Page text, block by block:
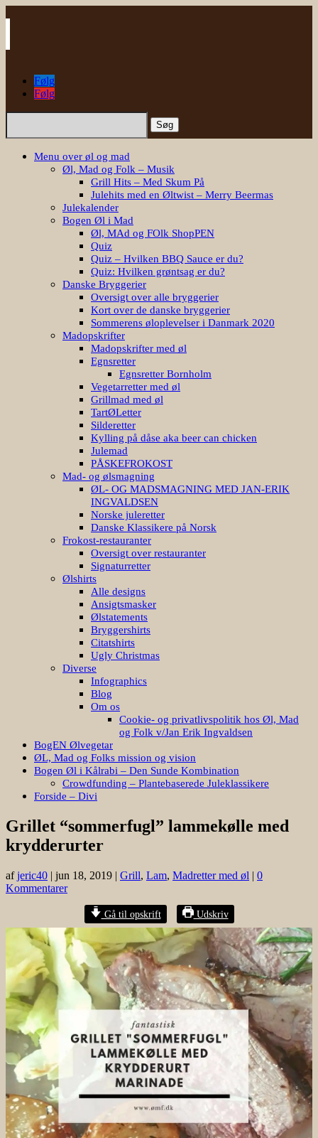
Følg
Følg
Søg
Menu over øl og mad
Øl, Mad og Folk – Musik
Grill Hits – Med Skum På
Julehits med en Øltwist – Merry Beermas
Julekalender
Bogen Øl i Mad
Øl, MAd og FOlk ShopPEN
Quiz
Quiz – Hvilken BBQ Sauce er du?
Quiz: Hvilken grøntsag er du?
Danske Bryggerier
Oversigt over alle bryggerier
Kort over de danske bryggerier
Sommerens øloplevelser i Danmark 2020
Madopskrifter
Madopskrifter med øl
Egnsretter
Egnsretter Bornholm
Vegetarretter med øl
Grillmad med øl
TartØLetter
Silderetter
Kylling på dåse aka beer can chicken
Julemad
PÅSKEFROKOST
Mad- og ølsmagning
ØL- OG MADSMAGNING MED JAN-ERIK
INGVALDSEN
Norske juleretter
Danske Klassikere på Norsk
Frokost-restauranter
Oversigt over restauranter
Signaturretter
Ølshirts
Alle designs
Ansigtsmasker
Ølstatements
Bryggershirts
Citatshirts
Ugly Christmas
Diverse
Infographics
Blog
Om os
Cookie- og privatlivspolitik hos Øl, Mad
og Folk v/Jan Erik Ingvaldsen
BogEN Ølvegetar
ØL, Mad og Folks mission og vision
Bogen Øl i Kålrabi – Den Sunde Kombination
Crowdfunding – Plantebaserede Juleklassikere
Forside – Divi
Grillet “sommerfugl” lammekølle med
krydderurter
afjeric40 | jun 18, 2019 | Grill, Lam, Madretter med øl | 0
Kommentarer
Gå til opskrift Udskriv